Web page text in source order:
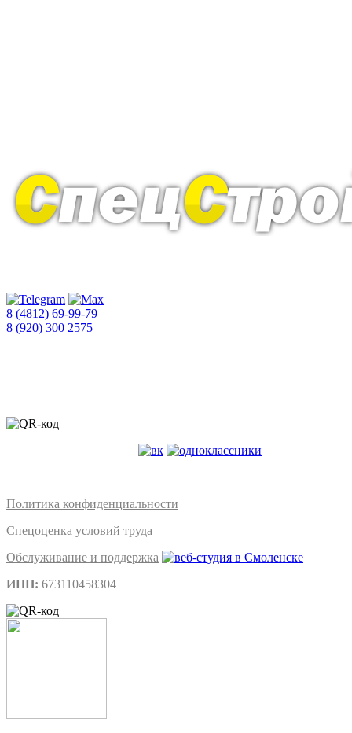
8 (4812) 69-99-79
8 (920) 300 2575
Политика конфиденциальности
Спецоценка условий труда
Обслуживание и поддержка
ИНН: 673110458304